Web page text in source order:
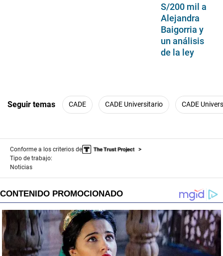
S/200 mil a
Alejandra
Baigorria y
un análisis
de la ley
Seguir temas CADE CADE Universitario CADE
Conforme a los criterios de
Tipo de trabajo:
Noticias